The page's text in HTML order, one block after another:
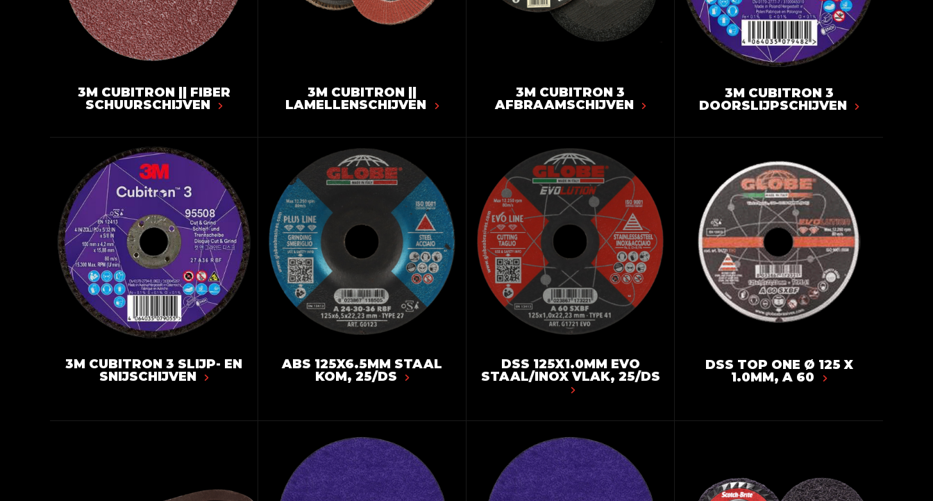
3M CUBITRON || FIBER
SCHUURSCHIJVEN
3M CUBITRON ||
LAMELLENSCHIJVEN
3M CUBITRON 3
AFBRAAMSCHIJVEN
3M CUBITRON 3
DOORSLIJPSCHIJVEN
3M CUBITRON 3 SLIJP- EN
SNIJSCHIJVEN
ABS 125X6.5MM STAAL
KOM, 25/DS
DSS 125X1.0MM EVO
STAAL/INOX VLAK, 25/DS
DSS TOP ONE Ø 125 X
1.0MM, A 60